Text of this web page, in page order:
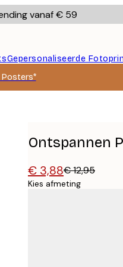
vanaf € 59
Gepersonaliseerde
Ontspannen
€ 3,88€ 12,95
Kies afmeting